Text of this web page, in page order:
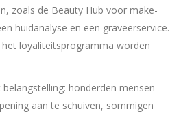
zoals de Beauty Hub voor make-
huidanalyse en een graveerservice.
loyaliteitsprogramma worden
honderden mensen
aan te schuiven, sommigen